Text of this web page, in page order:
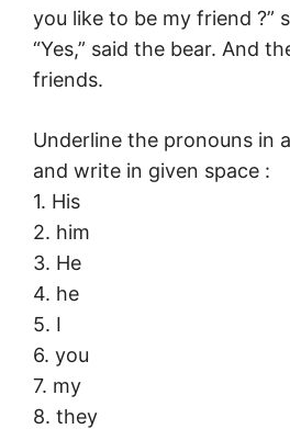
you like to be my friend ?”
“Yes,” said the bear. And
friends.
Underline the pronouns in
and write in given space :
1. His
2. him
3. He
4. he
5. I
6. you
7. my
8. they